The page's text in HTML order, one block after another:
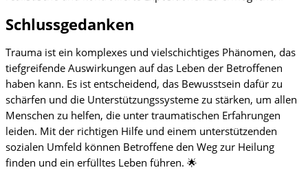
Schlussgedanken
Trauma ist ein komplexes und vielschichtiges Phänomen, das
tiefgreifende Auswirkungen auf das Leben der Betroffenen
haben kann. Es ist entscheidend, das Bewusstsein dafür zu
schärfen und die Unterstützungssysteme zu stärken, um allen
Menschen zu helfen, die unter traumatischen Erfahrungen
leiden. Mit der richtigen Hilfe und einem unterstützenden
sozialen Umfeld können Betroffene den Weg zur Heilung
finden und ein erfülltes Leben führen. 🌟